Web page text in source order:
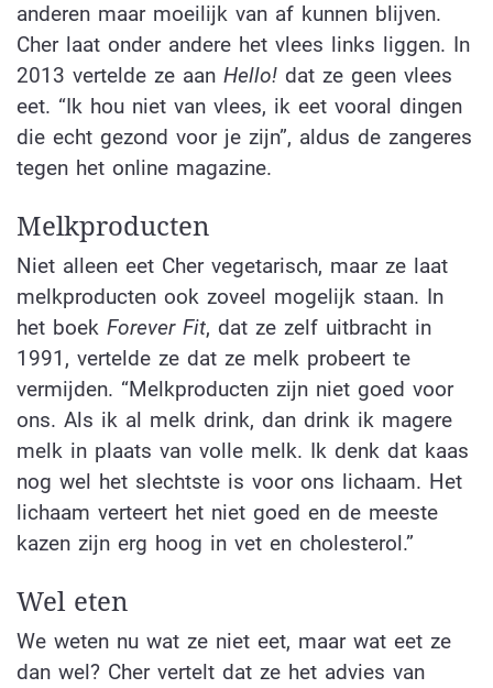
anderen maar moeilijk van af kunnen blijven.
Cher laat onder andere het vlees links liggen. In
2013 vertelde ze aan Hello! dat ze geen vlees
eet. “Ik hou niet van vlees, ik eet vooral dingen
die echt gezond voor je zijn”, aldus de zangeres
tegen het online magazine.
Melkproducten
Niet alleen eet Cher vegetarisch, maar ze laat
melkproducten ook zoveel mogelijk staan. In
het boek Forever Fit, dat ze zelf uitbracht in
1991, vertelde ze dat ze melk probeert te
vermijden. “Melkproducten zijn niet goed voor
ons. Als ik al melk drink, dan drink ik magere
melk in plaats van volle melk. Ik denk dat kaas
nog wel het slechtste is voor ons lichaam. Het
lichaam verteert het niet goed en de meeste
kazen zijn erg hoog in vet en cholesterol.”
Wel eten
We weten nu wat ze niet eet, maar wat eet ze
dan wel? Cher vertelt dat ze het advies van